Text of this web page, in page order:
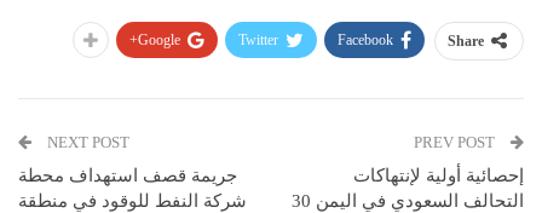
Share
Facebook
Twitter
Google+
إحصائية أولية لإنتهاكات
التحالف السعودي في اليمن 30
NEXT POST
جريمة قصف استهداف محطة
شركة النفط للوقود في منطقة